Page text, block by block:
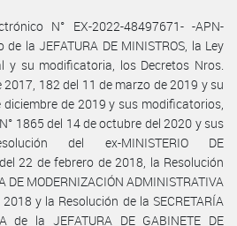
N° EX-2022-48497671- -APN-
la JEFATURA DE MINISTROS, la Ley
y su modificatoria, los Decretos Nros.
2017, 182 del 11 de marzo de 2019 y su
de 2019 y sus modificatorios,
1865 del 14 de octubre del 2020 y sus
del ex-MINISTERIO DE
22 de febrero de 2018, la Resolución
DE MODERNIZACIÓN ADMINISTRATIVA
y la Resolución de la SECRETARÍA
de la JEFATURA DE GABINETE DE